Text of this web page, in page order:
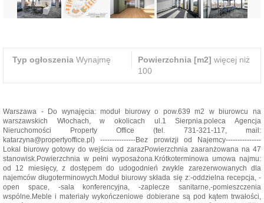
Typ ogłoszenia Wynajmę Powierzchnia [m2] więcej niż
100
Warszawa - Do wynajęcia: moduł biurowy o pow.639 m2 w biurowcu na
warszawskich Włochach, w okolicach ul.1 Sierpnia.poleca Agencja
Nieruchomości Property Office (tel. 731-321-117, mail:
katarzyna@propertyoffice.pl) ---------------Bez prowizji od Najemcy---------------
Lokal biurowy gotowy do wejścia od zarazPowierzchnia zaaranżowana na 47
stanowisk.Powierzchnia w pełni wyposażona.Krótkoterminowa umowa najmu:
od 12 miesięcy, z dostępem do udogodnień zwykle zarezerwowanych dla
najemców długoterminowych.Moduł biurowy składa się z:-oddzielna recepcja, -
open space, -sala konferencyjna, -zaplecze sanitarne,-pomieszczenia
wspólne.Meble i materiały wykończeniowe dobierane są pod kątem trwałości,